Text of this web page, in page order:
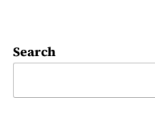
Search